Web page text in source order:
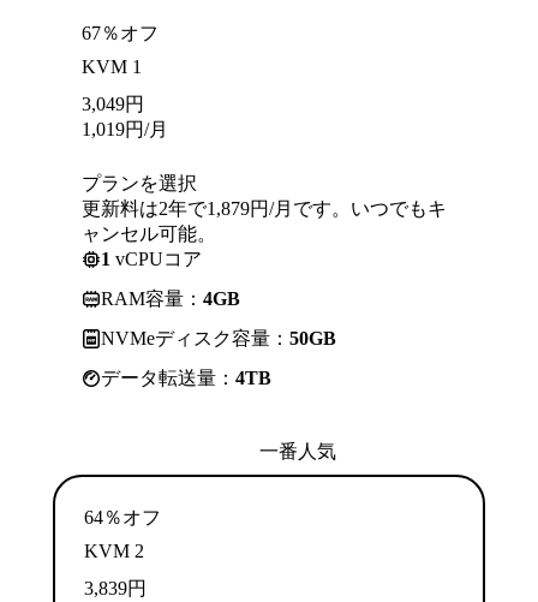
67％オフ
KVM 1
3,049円
1,019円/月
プランを選択
更新料は2年で1,879円/月です。いつでもキ
ャンセル可能。
1 vCPUコア
RAM容量： 4GB
NVMeディスク容量： 50GB
データ転送量： 4TB
一番人気
64％オフ
KVM 2
3,839円